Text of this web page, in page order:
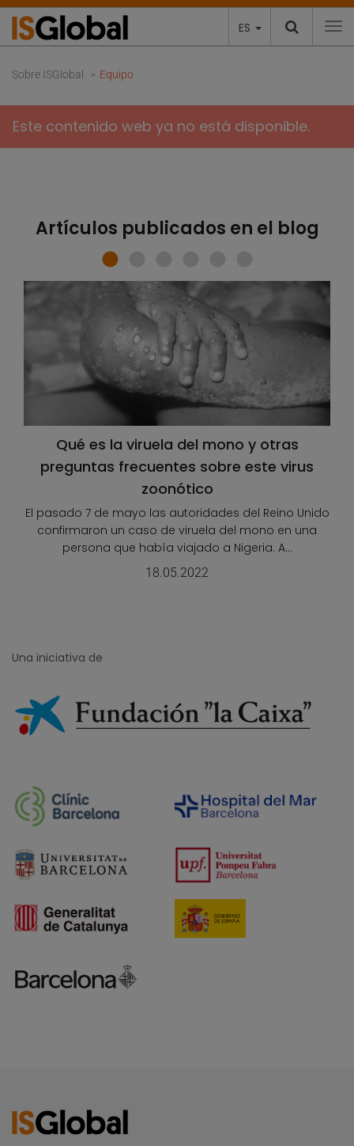
ES
Sobre ISGlobal Equipo
Este contenido web ya no está disponible.
Artículos publicados en el blog
Qué es la viruela del mono y otras
preguntas frecuentes sobre este virus
zoonótico
El pasado 7 de mayo las autoridades del Reino Unido
confirmaron un caso de viruela del mono en una
persona que había viajado a Nigeria. A...
18.05.2022
Una iniciativa de